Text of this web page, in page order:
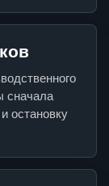
сначала
остановку